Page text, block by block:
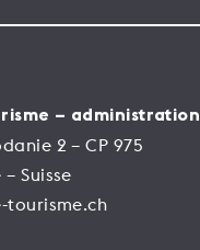
– administration
2 – CP 975
Suisse
tourisme.ch